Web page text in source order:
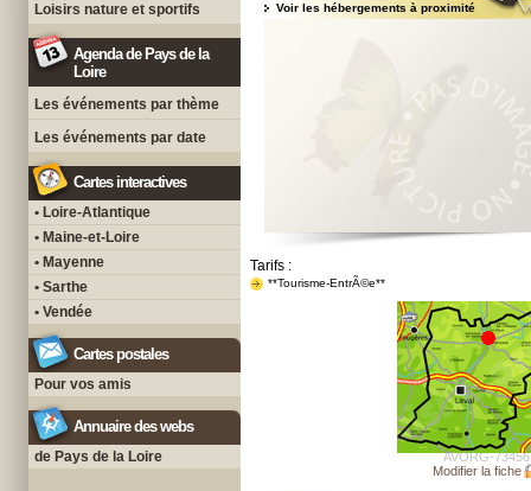
Loisirs nature et sportifs
Agenda de Pays de la
Loire
Les événements par thème
Les événements par date
Cartes interactives
• Loire-Atlantique
• Maine-et-Loire
• Mayenne
• Sarthe
• Vendée
Cartes postales
Pour vos amis
Annuaire des webs
de Pays de la Loire
Voir les hébergements à proximité
Tarifs :
**Tourisme-EntrÃ©e**
AVORG-
Modifier la fiche